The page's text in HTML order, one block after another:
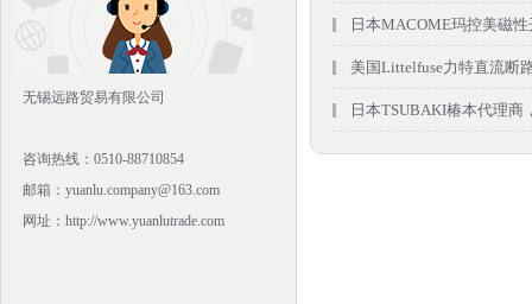
无锡远路贸易有限公司
咨询热线：0510-88710854
邮箱：yuanlu.company@163.com
网址：http://www.yuanlutrade.com
日本MACOME玛控美磁性
美国Littelfuse力特直流断
日本TSUBAKI椿本代理商